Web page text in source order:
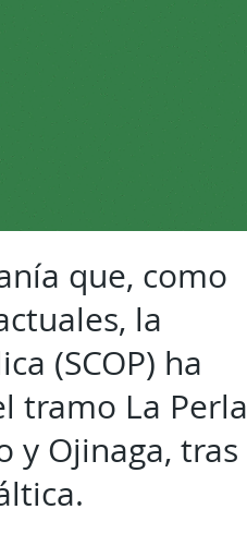
que, como
la
(SCOP) ha
tramo La Perla
y Ojinaga, tras